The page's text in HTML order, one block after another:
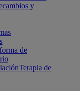
y
de
Terapia de